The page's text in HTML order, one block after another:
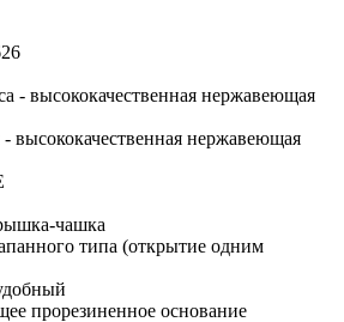
- высококачественная нержавеющая
высококачественная нержавеющая
чашка
типа (открытие одним
прорезиненное основание